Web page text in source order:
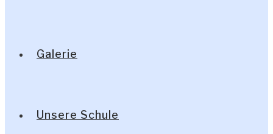
Galerie
Unsere Schule